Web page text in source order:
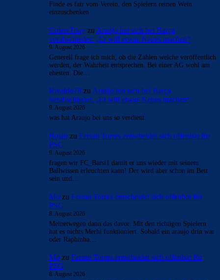
Finde es fair vom Verein, den Spielern reinen Wein
einzuschenken
CulersTony zu Araújo hat sich bei Barça
verabschiedet: „Er will etwas Neues machen“
9. August 2026
Generell frage ich mich, ob die Zahlen welche veröffentlich
werden, der Wahrheit entsprechen. Bei einer AG wohl am
ehesten. Die…
Rivaldo78 zu Araújo hat sich bei Barça
verabschiedet: „Er will etwas Neues machen“
9. August 2026
was hat Araujo bei uns so verdient.
Bojan zu Ferran Torres entscheidet sich offenbar für
PSG
9. August 2026
fragen wir FC_Barsi1 damit er uns wieder mit seinem
Ballwissen erleuchten kann! Der wird aber schon im Bett
sein und…
Mo zu Ferran Torres entscheidet sich offenbar für
PSG
8. August 2026
Meinetwegen dann das davor. Mit den richtigen Spielern
hat es nichts Merhi funktioniert. Sobald ein araujo drin war
oder Raphinha…
Mo zu Ferran Torres entscheidet sich offenbar für
PSG
8. August 2026